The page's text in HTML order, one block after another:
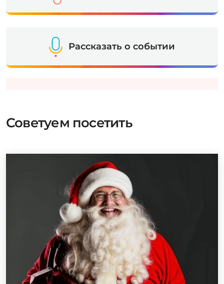
Рассказать о событии
Советуем посетить